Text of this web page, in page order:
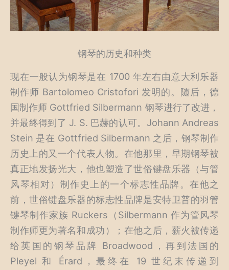
钢琴的历史和种类
现在一般认为钢琴是在 1700 年左右由意大利乐器
制作师 Bartolomeo Cristofori 发明的。随后，德
国制作师 Gottfried Silbermann 钢琴进行了改进，
并最终得到了 J. S. 巴赫的认可。Johann Andreas
Stein 是在 Gottfried Silbermann 之后，钢琴制作
历史上的又一个代表人物。在他那里，早期钢琴被
真正地发扬光大，他也塑造了世俗键盘乐器（与管
风琴相对）制作史上的一个标志性品牌。在他之
前，世俗键盘乐器的标志性品牌是安特卫普的羽管
键琴制作家族 Ruckers（Silbermann 作为管风琴
制作师更为著名和成功）；在他之后，薪火被传递
给英国的钢琴品牌 Broadwood，再到法国的
Pleyel 和 Érard，最终在 19 世纪末传递到